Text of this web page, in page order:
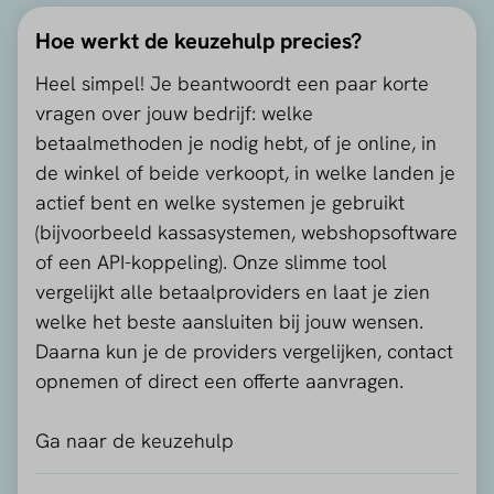
Hoe werkt de keuzehulp precies?
Heel simpel! Je beantwoordt een paar korte
vragen over jouw bedrijf: welke
betaalmethoden je nodig hebt, of je online, in
de winkel of beide verkoopt, in welke landen je
actief bent en welke systemen je gebruikt
(bijvoorbeeld kassasystemen, webshopsoftware
of een API-koppeling). Onze slimme tool
vergelijkt alle betaalproviders en laat je zien
welke het beste aansluiten bij jouw wensen.
Daarna kun je de providers vergelijken, contact
opnemen of direct een offerte aanvragen.
Ga naar de keuzehulp